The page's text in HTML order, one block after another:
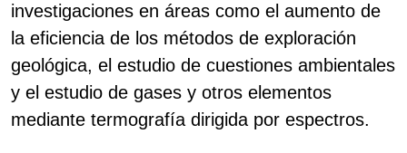
investigaciones en áreas como el aumento de
la eficiencia de los métodos de exploración
geológica, el estudio de cuestiones ambientales
y el estudio de gases y otros elementos
mediante termografía dirigida por espectros.